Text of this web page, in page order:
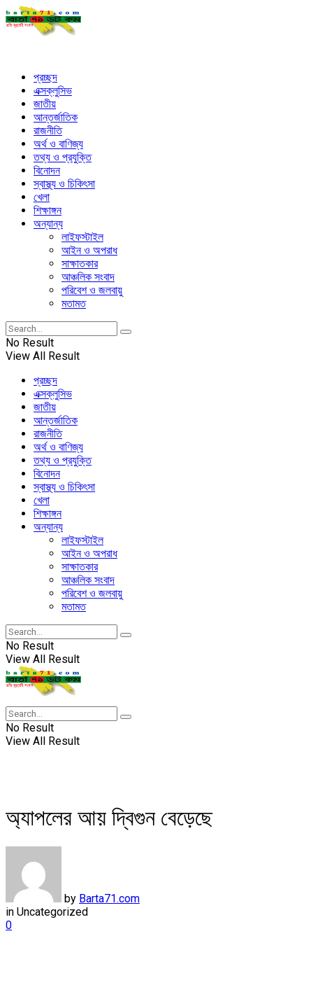
প্রচ্ছদ
এক্সক্লুসিভ
জাতীয়
আন্তর্জাতিক
রাজনীতি
অর্থ ও বাণিজ্য
তথ্য ও প্রযুক্তি
বিনোদন
স্বাস্থ্য ও চিকিৎসা
খেলা
শিক্ষাঙ্গন
অন্যান্য
লাইফস্টাইল
আইন ও অপরাধ
সাক্ষাতকার
আঞ্চলিক সংবাদ
পরিবেশ ও জলবায়ু
মতামত
No Result
View All Result
প্রচ্ছদ
এক্সক্লুসিভ
জাতীয়
আন্তর্জাতিক
রাজনীতি
অর্থ ও বাণিজ্য
তথ্য ও প্রযুক্তি
বিনোদন
স্বাস্থ্য ও চিকিৎসা
খেলা
শিক্ষাঙ্গন
অন্যান্য
লাইফস্টাইল
আইন ও অপরাধ
সাক্ষাতকার
আঞ্চলিক সংবাদ
পরিবেশ ও জলবায়ু
মতামত
No Result
View All Result
No Result
View All Result
অ্যাপলের আয় দ্বিগুন বেড়েছে
by Barta71.com
in Uncategorized
0